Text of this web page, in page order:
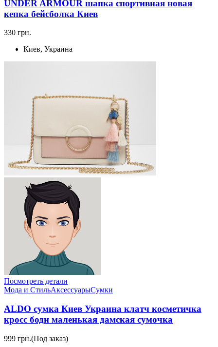
UNDER ARMOUR шапка спортивная новая
кепка бейсболка Киев
330 грн.
Киев, Украина
Посмотреть детали
Мода и СтильАксессуарыСумки
ALDO сумка Киев Украина клатч коcметичка
кросс боди маленькая дамская сумочка
999 грн.(Под заказ)